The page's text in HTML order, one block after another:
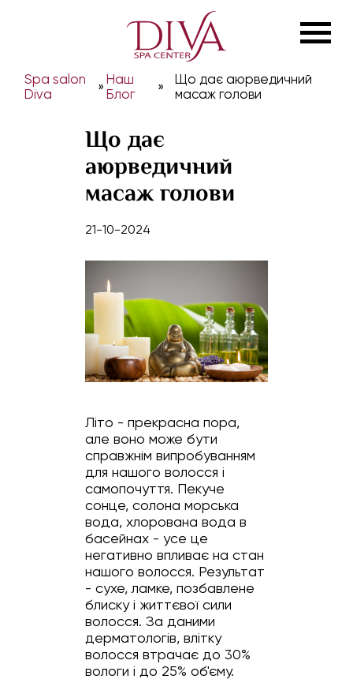
Spa salon
Diva
» Наш
Блог
»
Що дає аюрведичний
масаж голови
Що дає
аюрведичний
масаж голови
21-10-2024
Літо - прекрасна пора,
але воно може бути
справжнім випробуванням
для нашого волосся і
самопочуття. Пекуче
сонце, солона морська
вода, хлорована вода в
басейнах - усе це
негативно впливає на стан
нашого волосся. Результат
- сухе, ламке, позбавлене
блиску і життєвої сили
волосся. За даними
дерматологів, влітку
волосся втрачає до 30%
вологи і до 25% об'єму.